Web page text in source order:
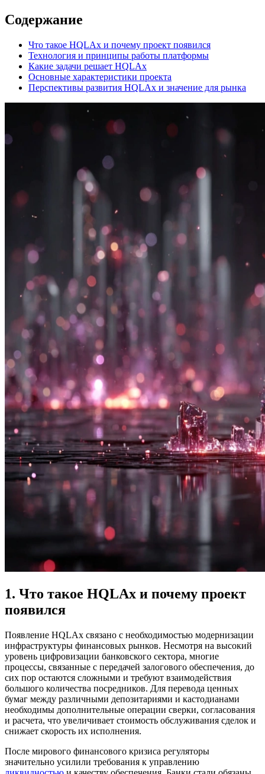
Содержание
Что такое HQLAx и почему проект появился
Технология и принципы работы платформы
Какие задачи решает HQLAx
Основные характеристики проекта
Перспективы развития HQLAx и значение для рынка
1. Что такое HQLAx и почему проект
появился
Появление HQLAx связано с необходимостью модернизации
инфраструктуры финансовых рынков. Несмотря на высокий
уровень цифровизации банковского сектора, многие
процессы, связанные с передачей залогового обеспечения, до
сих пор остаются сложными и требуют взаимодействия
большого количества посредников. Для перевода ценных
бумаг между различными депозитариями и кастодианами
необходимы дополнительные операции сверки, согласования
и расчета, что увеличивает стоимость обслуживания сделок и
снижает скорость их исполнения.
После мирового финансового кризиса регуляторы
значительно усилили требования к управлению